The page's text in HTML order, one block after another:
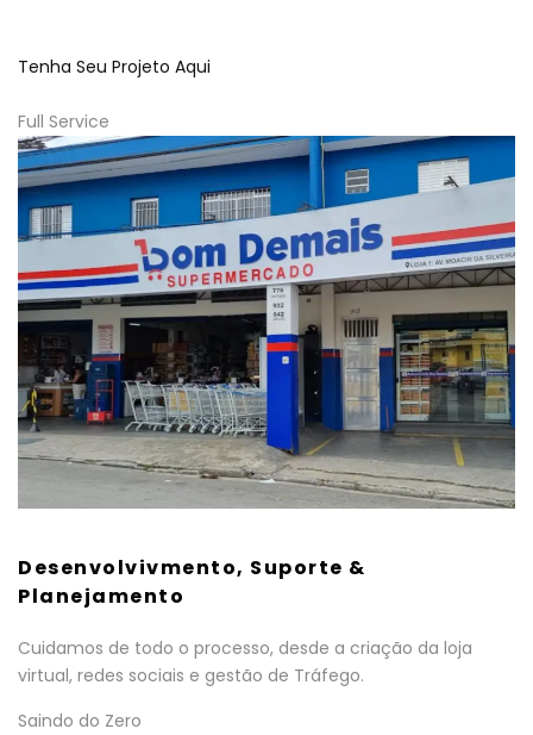
Tenha Seu Projeto Aqui
Full Service
Desenvolvivmento, Suporte &
Planejamento
Cuidamos de todo o processo, desde a criação da loja
virtual, redes sociais e gestão de Tráfego.
Saindo do Zero